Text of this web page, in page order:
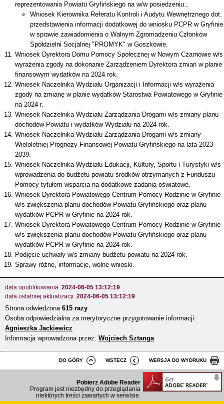
reprezentowania Powiatu Gryfińskiego na w/w posiedzeniu.;
Wniosek Kierownika Referatu Kontroli i Audytu Wewnętrznego dot.
przedstawienia informacji dodatkowej do wniosku PCPR w Gryfinie
w sprawie zawiadomienia o Walnym Zgromadzeniu Członków
Spółdzielni Socjalnej "PROMYK" w Goszkowie.
Wniosek Dyrektora Domu Pomocy Społecznej w Nowym Czarnowie w/s
wyrażenia zgody na dokonanie Zarządzeniem Dyrektora zmian w planie
finansowym wydatków na 2024 rok.
Wniosek Naczelnika Wydziału Organizacji i Informacji w/s wyrażenia
zgody na zmianę w planie wydatków Starostwa Powiatowego w Gryfinie
na 2024 r.
Wniosek Naczelnika Wydziału Zarządzania Drogami w/s zmiany planu
dochodów Powiatu i wydatków Wydziału na 2024 rok.
Wniosek Naczelnika Wydziału Zarządzania Drogami w/s zmiany
Wieloletniej Prognozy Finansowej Powiatu Gryfińskiego na lata 2023-
2039.
Wniosek Naczelnika Wydziału Edukacji, Kultury, Sportu i Turystyki w/s
wprowadzenia do budżetu powiatu środków otrzymanych z Funduszu
Pomocy tytułem wsparcia na dodatkowe zadania oświatowe.
Wniosek Dyrektora Powiatowego Centrum Pomocy Rodzinie w Gryfinie
w/s zwiększenia planu dochodów Powiatu Gryfińskiego oraz planu
wydatków PCPR w Gryfinie na 2024 rok.
Wniosek Dyrektora Powiatowego Centrum Pomocy Rodzinie w Gryfinie
w/s zwiększenia planu dochodów Powiatu Gryfińskiego oraz planu
wydatków PCPR w Gryfinie na 2024 rok.
Podjęcie uchwały w/s zmiany budżetu powiatu na 2024 rok.
Sprawy różne, informacje, wolne wnioski.
data opublikowania: 2024-06-05 13:12:19
data ostatniej aktualizacji: 2024-06-05 13:12:19
Strona odwiedzona 615 razy
Osoba odpowiedzialna za merytoryczne przygotowanie informacji:
Agnieszka Jackiewicz
Informacja wprowadzona przez: Wojciech Sztanga
DO GÓRY WSTECZ WERSJA DO WYDRUKU
Pobierz Adobe Reader
Program jest niezbędny do przeglądania
niektórych treści zawartych w serwisie.